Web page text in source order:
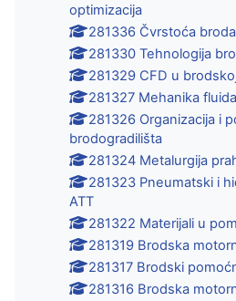
optimizacija
281336 Čvrstoća broda
281330 Tehnologija
281329 CFD u
281327 Mehanika
281326 Organizacija i
brodogradilišta
281324 Metalurgija
281323 Pneumatski i
ATT
281322 Materijali u
281319 Brodska
281317 Brodski
281316 Brodska